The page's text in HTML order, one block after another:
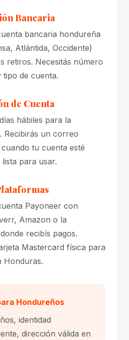
Bancaria
bancaria hondureña
Atlántida, Occidente)
retiros. Necesitás número
tipo de cuenta.
de Cuenta
hábiles para la
Recibirás un correo
tu cuenta esté
para usar.
Payoneer con
Amazon o la
recibís pagos.
Mastercard física para
Honduras.
Hondureños
identidad
dirección válida en